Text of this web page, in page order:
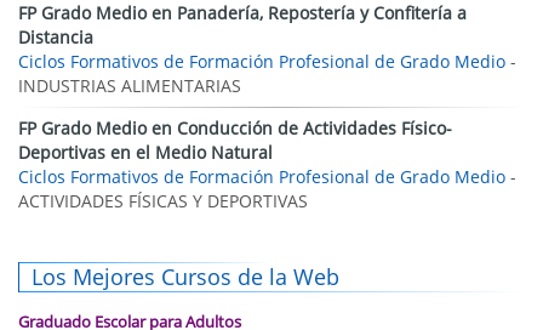
FP Grado Medio en Panadería, Repostería y Confitería a
Distancia
Ciclos Formativos de Formación Profesional de Grado Medio -
INDUSTRIAS ALIMENTARIAS
FP Grado Medio en Conducción de Actividades Físico-
Deportivas en el Medio Natural
Ciclos Formativos de Formación Profesional de Grado Medio -
ACTIVIDADES FÍSICAS Y DEPORTIVAS
Los Mejores Cursos de la Web
Graduado Escolar para Adultos